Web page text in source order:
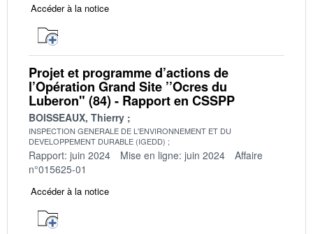
Accéder à la notice
Projet et programme d’actions de
l’Opération Grand Site ’’Ocres du
Luberon" (84) - Rapport en CSSPP
BOISSEAUX, Thierry
INSPECTION GENERALE DE L'ENVIRONNEMENT ET DU
DEVELOPPEMENT DURABLE (IGEDD)
Rapport: juin 2024 Mise en ligne: juin 2024
Affaire
n°015625-01
Accéder à la notice